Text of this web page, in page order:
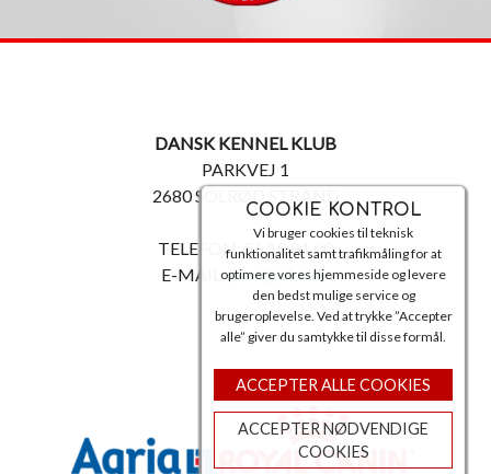
COOKIE KONTROL
Vi bruger cookies til teknisk
funktionalitet samt trafikmåling for at
optimere vores hjemmeside og levere
den bedst mulige service og
brugeroplevelse. Ved at trykke ”Accepter
alle” giver du samtykke til disse formål.
ACCEPTER ALLE COOKIES
ACCEPTER NØDVENDIGE
COOKIES
DANSK KENNEL KLUB
PARKVEJ 1
2680 SOLRØD STRAND
TELEFON: 56 18 81 00
E-MAIL:post@dkk.dk